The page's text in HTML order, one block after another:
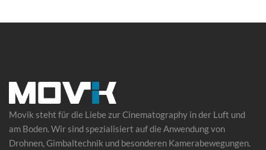
Movik steht für die Liebe zur Cinematography in der Luft und
am Boden. Wir sind spezialisiert auf die Anwendung von
Drohnen, Gimbaltechnik und besonderen Kamerabewegungen.